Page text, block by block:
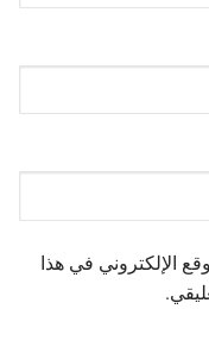
الإلكتروني في هذا